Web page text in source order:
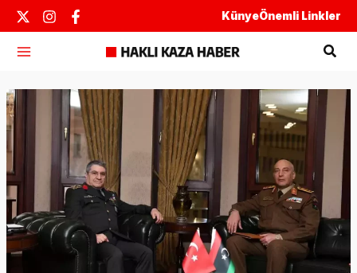
İçeriğe
atla
KünyeÖnemli Linkler